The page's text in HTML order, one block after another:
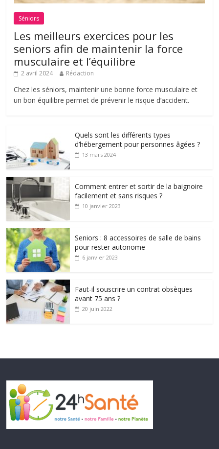
Séniors
Les meilleurs exercices pour les
seniors afin de maintenir la force
musculaire et l’équilibre
2 avril 2024 Rédaction
Chez les séniors, maintenir une bonne force musculaire et
un bon équilibre permet de prévenir le risque d’accident.
Quels sont les différents types
d’hébergement pour personnes âgées ?
13 mars 2024
Comment entrer et sortir de la baignoire
facilement et sans risques ?
10 janvier 2023
Seniors : 8 accessoires de salle de bains
pour rester autonome
6 janvier 2023
Faut-il souscrire un contrat obsèques
avant 75 ans ?
20 juin 2022